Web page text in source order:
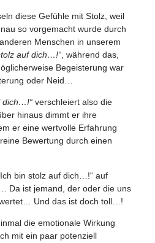
diese Gefühle mit Stolz, weil
so vorgemacht wurde durch
Menschen in unserem
auf dich…!“ , während das,
Begeisterung war
oder Neid…
dich…!“ verschleiert also die
hinaus dimmt er ihre
er eine wertvolle Erfahrung
Bewertung durch einen
bin stolz auf dich…!“ auf
Da ist jemand, der oder die uns
Und das ist doch toll…!
die emotionale Wirkung
mit ein paar potenziell